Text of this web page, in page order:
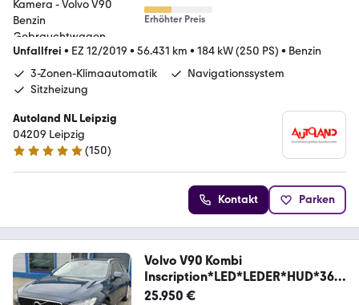
Erhöhter Preis
Unfallfrei • EZ 12/2019 • 56.431 km • 184 kW (250 PS) • Benzin
3-Zonen-Klimaautomatik
Navigationssystem
Sitzheizung
Autoland NL Leipzig
04209 Leipzig
4.8 Sterne
(150)
Kontakt Parken
Volvo V90 Kombi
Inscription*LED*LEDER*HUD*360
°*VIRTUAL
25.950 €